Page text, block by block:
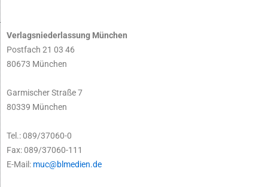
Verlagsniederlassung München
Postfach 21 03 46
80673 München
Garmischer Straße 7
80339 München
Tel.: 089/37060-0
Fax: 089/37060-111
E-Mail: muc@blmedien.de